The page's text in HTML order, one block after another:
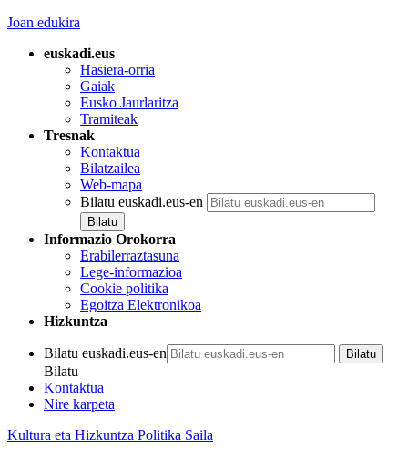
Joan edukira
euskadi.eus
Hasiera-orria
Gaiak
Eusko Jaurlaritza
Tramiteak
Tresnak
Kontaktua
Bilatzailea
Web-mapa
Bilatu euskadi.eus-en
Informazio Orokorra
Erabilerraztasuna
Lege-informazioa
Cookie politika
Egoitza Elektronikoa
Hizkuntza
Bilatu euskadi.eus-en
Bilatu
Kontaktua
Nire karpeta
Kultura eta Hizkuntza Politika Saila